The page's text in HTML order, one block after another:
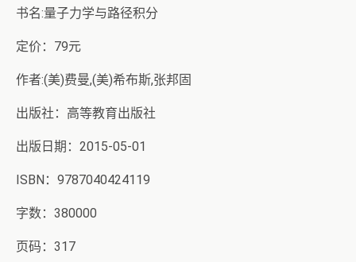
书名:量子力学与路径积分
定价：79元
作者:(美)费曼,(美)希布斯,张邦固
出版社：高等教育出版社
出版日期：2015-05-01
ISBN：9787040424119
字数：380000
页码：317